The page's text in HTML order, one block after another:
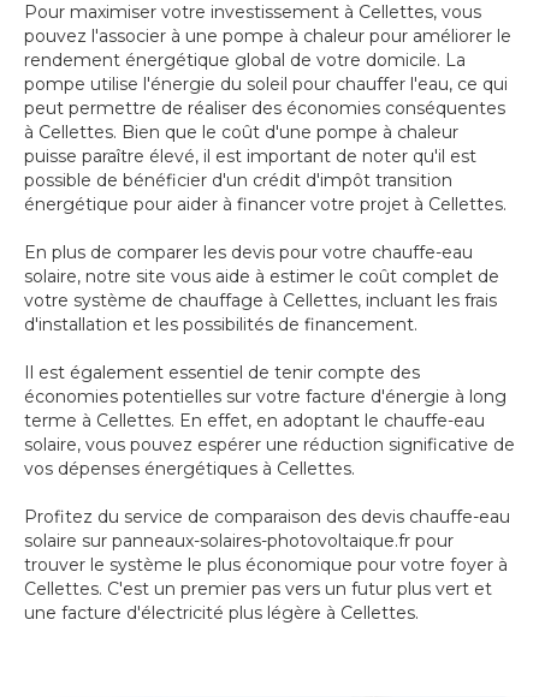
Pour maximiser votre investissement à Cellettes, vous
pouvez l'associer à une pompe à chaleur pour améliorer le
rendement énergétique global de votre domicile. La
pompe utilise l'énergie du soleil pour chauffer l'eau, ce qui
peut permettre de réaliser des économies conséquentes
à Cellettes. Bien que le coût d'une pompe à chaleur
puisse paraître élevé, il est important de noter qu'il est
possible de bénéficier d'un crédit d'impôt transition
énergétique pour aider à financer votre projet à Cellettes.
En plus de comparer les devis pour votre chauffe-eau
solaire, notre site vous aide à estimer le coût complet de
votre système de chauffage à Cellettes, incluant les frais
d'installation et les possibilités de financement.
Il est également essentiel de tenir compte des
économies potentielles sur votre facture d'énergie à long
terme à Cellettes. En effet, en adoptant le chauffe-eau
solaire, vous pouvez espérer une réduction significative de
vos dépenses énergétiques à Cellettes.
Profitez du service de comparaison des devis chauffe-eau
solaire sur panneaux-solaires-photovoltaique.fr pour
trouver le système le plus économique pour votre foyer à
Cellettes. C'est un premier pas vers un futur plus vert et
une facture d'électricité plus légère à Cellettes.